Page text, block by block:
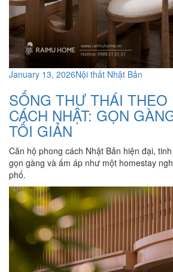
January 13, 2026Nội thất Nhật Bản
SỐNG THƯ THÁI THEO
CÁCH NHẬT: GỌN
TỐI GIẢN
Căn hộ phong cách Nhật Bản hiện đại,
gọn gàng và ấm áp như một homestay
phố.